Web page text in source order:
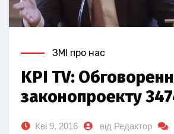
ЗМІ про нас
KPI TV:
законопроекту
Кві 9, 2016 від Редактор